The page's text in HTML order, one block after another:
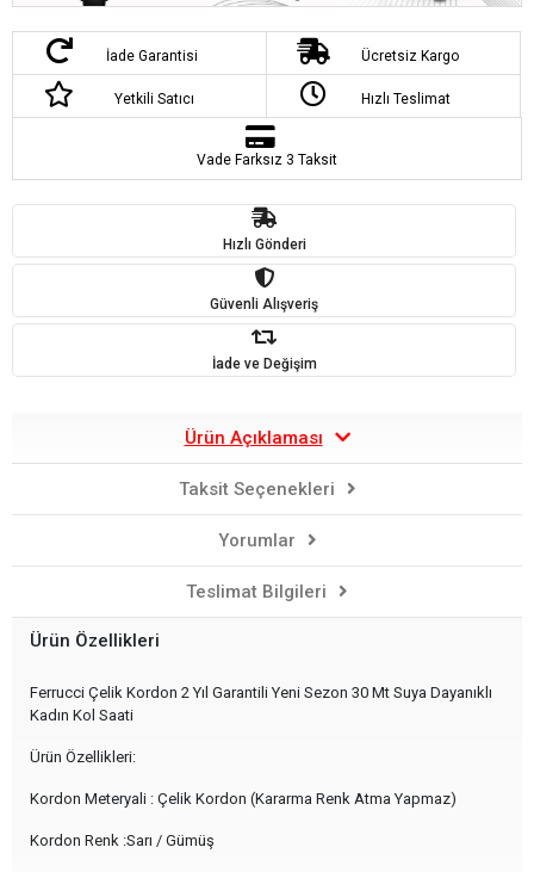
İade Garantisi Ücretsiz Kargo
Yetkili Satıcı Hızlı Teslimat
Vade Farksız 3 Taksit
Hızlı Gönderi
Güvenli Alışveriş
İade ve Değişim
Ürün Açıklaması
Taksit Seçenekleri
Yorumlar
Teslimat Bilgileri
Ürün Özellikleri
Ferrucci Çelik Kordon 2 Yıl Garantili Yeni Sezon 30 Mt Suya Dayanıklı
Kadın Kol Saati
Ürün Özellikleri:
Kordon Meteryali : Çelik Kordon (Kararma Renk Atma Yapmaz)
Kordon Renk :Sarı / Gümüş